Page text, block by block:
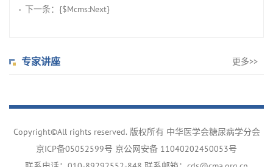
下一条：{$Mcms:Next}
专家讲座 更多>>
Copyright©All rights reserved. 版权所有 中华医学会糖尿病学分会
京ICP备05052599号 京公网安备 11040202450053号